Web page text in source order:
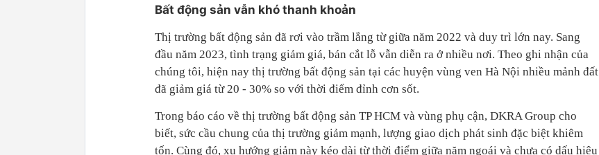
Bất động sản vẫn khó thanh khoản
Thị trường bất động sản đã rơi vào trầm lắng từ giữa năm 2022 và duy trì lớn nay. Sang
đầu năm 2023, tình trạng giảm giá, bán cắt lỗ vẫn diễn ra ở nhiều nơi. Theo ghi nhận của
chúng tôi, hiện nay thị trường bất động sản tại các huyện vùng ven Hà Nội nhiều mảnh đất
đã giảm giá từ 20 - 30% so với thời điểm đỉnh cơn sốt.
Trong báo cáo về thị trường bất động sản TP HCM và vùng phụ cận, DKRA Group cho
biết, sức cầu chung của thị trường giảm mạnh, lượng giao dịch phát sinh đặc biệt khiêm
tốn. Cùng đó, xu hướng giảm này kéo dài từ thời điểm giữa năm ngoái và chưa có dấu hiệu